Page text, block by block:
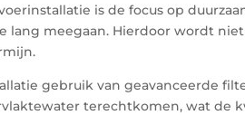
is de focus op
lang meegaan. Hierdoor wordt
gebruik van geavanceerde
terechtkomen, wat de